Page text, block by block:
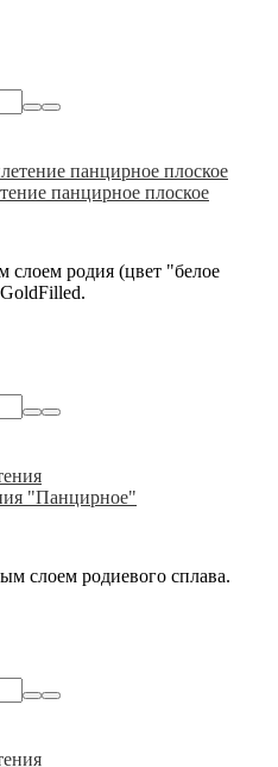
панцирное плоское
слоем родия (цвет "белое
"Панцирное"
слоем родиевого сплава.